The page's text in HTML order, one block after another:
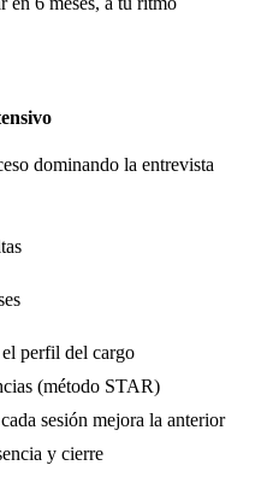
dominando la entrevista
perfil del cargo
(método STAR)
sesión mejora la anterior
y cierre